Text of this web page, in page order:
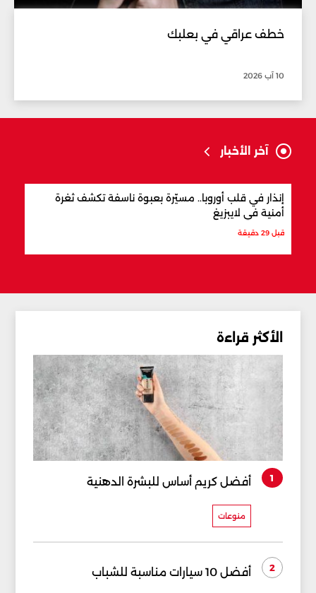
خطف عراقي في بعلبك
10 آب 2026
آخر الأخبار
إنذار في قلب أوروبا.. مسيّرة بعبوة ناسفة تكشف ثغرة
أمنية في لايبزيغ
قبل 29 دقيقة
الأكثر قراءة
1 أفضل كريم أساس للبشرة الدهنية
منوعات
2 أفضل 10 سيارات مناسبة للشباب